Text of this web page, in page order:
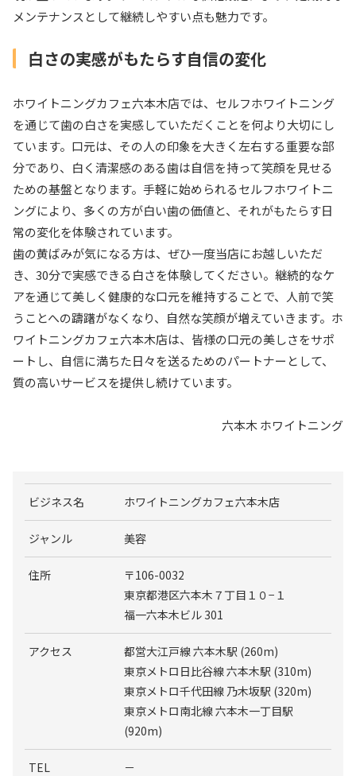
メンテナンスとして継続しやすい点も魅力です。
白さの実感がもたらす自信の変化
ホワイトニングカフェ六本木店では、セルフホワイトニング
を通じて歯の白さを実感していただくことを何より大切にし
ています。口元は、その人の印象を大きく左右する重要な部
分であり、白く清潔感のある歯は自信を持って笑顔を見せる
ための基盤となります。手軽に始められるセルフホワイトニ
ングにより、多くの方が白い歯の価値と、それがもたらす日
常の変化を体験されています。
歯の黄ばみが気になる方は、ぜひ一度当店にお越しいただ
き、30分で実感できる白さを体験してください。継続的なケ
アを通じて美しく健康的な口元を維持することで、人前で笑
うことへの躊躇がなくなり、自然な笑顔が増えていきます。ホ
ワイトニングカフェ六本木店は、皆様の口元の美しさをサポ
ートし、自信に満ちた日々を送るためのパートナーとして、
質の高いサービスを提供し続けています。
六本木 ホワイトニング
ビジネス名 ホワイトニングカフェ六本木店
ジャンル 美容
住所
〒106-0032
東京都港区六本木７丁目１０−１
福一六本木ビル 301
アクセス
都営大江戸線 六本木駅 (260m)
東京メトロ日比谷線 六本木駅 (310m)
東京メトロ千代田線 乃木坂駅 (320m)
東京メトロ南北線 六本木一丁目駅
(920m)
TEL －